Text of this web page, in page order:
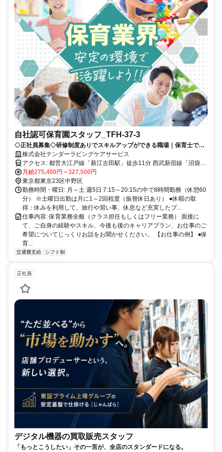
自社認可保育園スタッフ_TFH-37-3
◇正社員募集◇研修制度ありでスキルアップができる職場｜保育士で長
く働ける！｜キャリアアップ制度しっかり！｜昇給・賞与実績あり｜
株式会社テンダーラビングケアサービス
アクセス: 都営大江戸線「新江古田駅」徒歩11分 西武新宿線「沼袋
駅」徒歩11分 JR中央本線・JR中央総武線・東京メトロ東西線「中野
駅」バス17分 「東橋」下車徒歩1分
月給275,400円～327,500円
東京都東京23区中野区
勤務時間・曜日: 月～土 週5日 7:15～20:15の中で8時間勤務（休憩60
分） ※土曜日出勤は月に1～2回程度（振替休日あり） ●休暇の取
得：休みを利用して、旅行や習い事、休息など充実したプ...
仕事内容: 保育業務全般（クラス担任もしくはフリー業務） 面接に
て、ご自身の経験やスキル、今後も後のキャリアプラン、お仕事のご
希望についてじっくりお話をお聞かせください。 【お仕事の例】 ●保
育...
交通費支給 シフト制
正社員
デジタル機器の買取販売スタッフ
「もっとこうしたい」その一言が、全店のスタンダードになる。